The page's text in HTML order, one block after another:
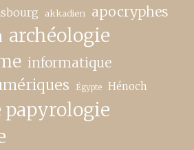
akkadien apocryphes
archéologie
informatique
Égypte Hénoch